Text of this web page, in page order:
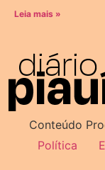
Leia mais »
Conteúdo
Política